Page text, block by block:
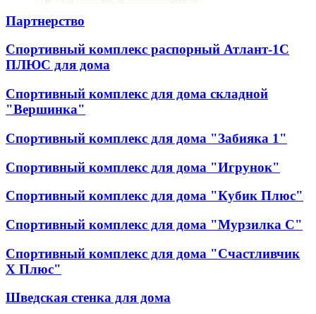
Партнерство
Спортивный комплекс распорный Атлант-1С
ПЛЮС для дома
Спортивный комплекс для дома складной
"Вершинка"
Спортивный комплекс для дома "Забияка 1"
Спортивный комплекс для дома "Игрунок"
Спортивный комплекс для дома "Кубик Плюс"
Спортивный комплекс для дома "Мурзилка С"
Спортивный комплекс для дома "Счастливчик
Х Плюс"
Шведская стенка для дома